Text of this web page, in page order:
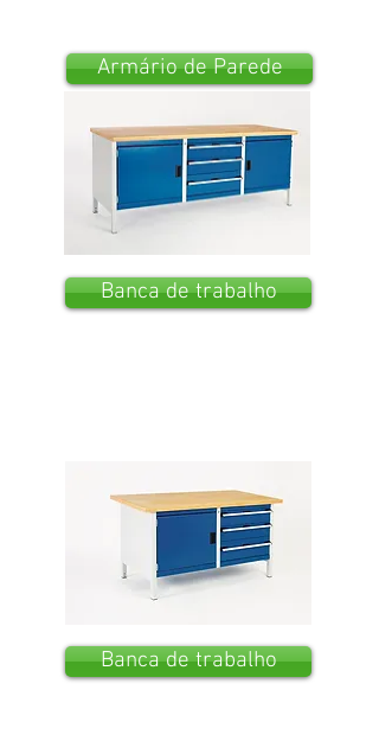
Armário de Parede
Banca de trabalho
Banca de trabalho